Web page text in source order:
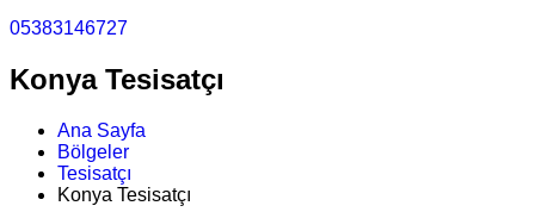
05383146727
Konya Tesisatçı
Ana Sayfa
Bölgeler
Tesisatçı
Konya Tesisatçı